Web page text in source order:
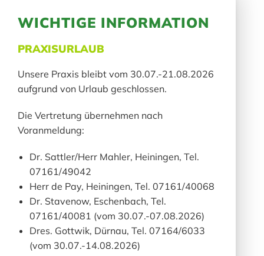
Diensteanbieter sind wir gemäß § 7
Abs.1 DDG für eigene Inhalte auf diesen
Seiten nach den allgemeinen Gesetzen
verantwortlich. Nach §§ 8 bis 10 DDG
sind wir als Diensteanbieter jedoch nicht
gespeicherte fremde Informationen zu
überwachen oder nach Umständen zu
Tätigkeit hinweisen. Verpflichtungen zur
Entfernung oder Sperrung der Nutzung
von Informationen nach den allgemeinen
Gesetzen bleiben hiervon unberührt. Eine
diesbezügliche Haftung ist jedoch erst ab
dem Zeitpunkt der Kenntnis einer
konkreten Rechtsverletzung möglich. Bei
WICHTIGE INFORMATION
PRAXISURLAUB
Unsere Praxis bleibt vom 30.07.-21.08.2026
aufgrund von Urlaub geschlossen.
Die Vertretung übernehmen nach
Voranmeldung:
Dr. Sattler/Herr Mahler, Heiningen, Tel.
07161/49042
Herr de Pay, Heiningen, Tel. 07161/40068
Dr. Stavenow, Eschenbach, Tel.
07161/40081 (vom 30.07.-07.08.2026)
Dres. Gottwik, Dürnau, Tel. 07164/6033
(vom 30.07.-14.08.2026)